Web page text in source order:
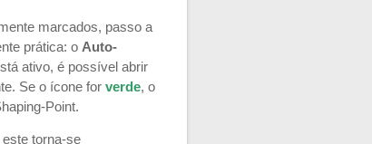
marcados, passo a
prática: o Auto-
ativo, é possível abrir
Se o ícone forverde, o
Point.
torna-se